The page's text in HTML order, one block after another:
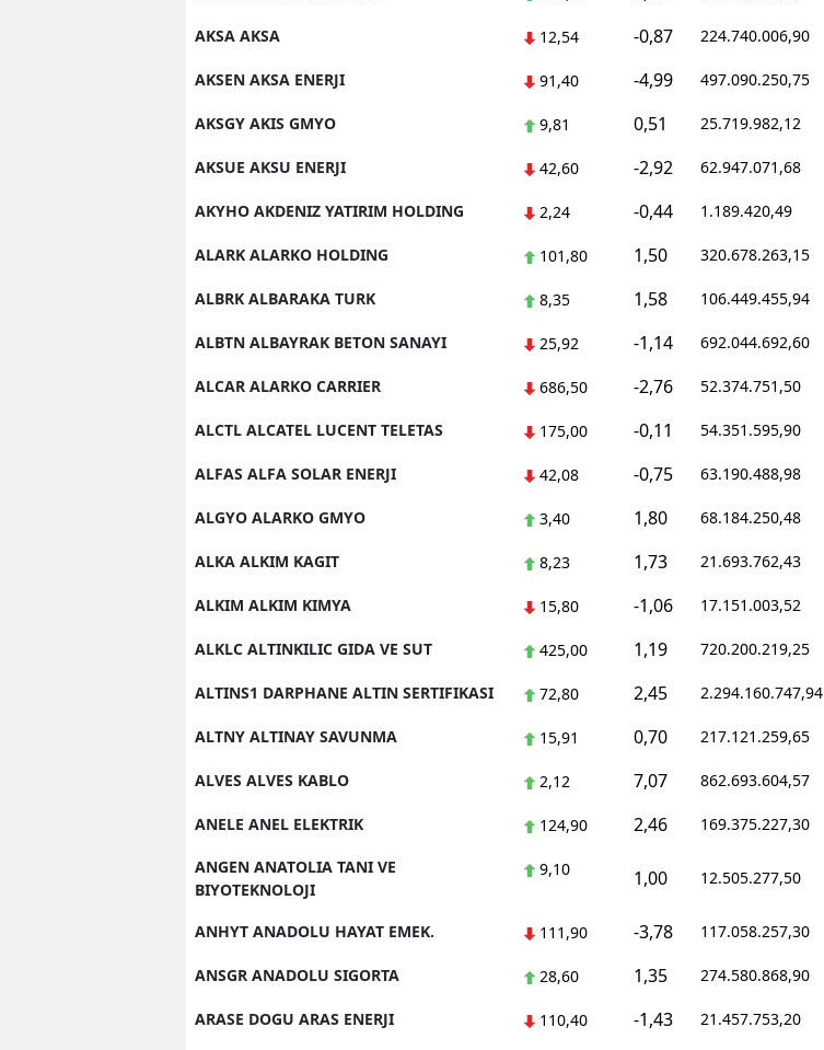
AKSA AKSA 12,54 -0,87 224.740.006,90
AKSEN AKSA ENERJI 91,40 -4,99 497.090.250,75
AKSGY AKIS GMYO 9,81 0,51 25.719.982,12
AKSUE AKSU ENERJI 42,60 -2,92 62.947.071,68
AKYHO AKDENIZ YATIRIM HOLDING 2,24 -0,44 1.189.420,49
ALARK ALARKO HOLDING 101,80 1,50 320.678.263,15
ALBRK ALBARAKA TURK 8,35 1,58 106.449.455,94
ALBTN ALBAYRAK BETON SANAYI 25,92 -1,14 692.044.692,60
ALCAR ALARKO CARRIER 686,50 -2,76 52.374.751,50
ALCTL ALCATEL LUCENT TELETAS 175,00 -0,11 54.351.595,90
ALFAS ALFA SOLAR ENERJI 42,08 -0,75 63.190.488,98
ALGYO ALARKO GMYO 3,40 1,80 68.184.250,48
ALKA ALKIM KAGIT 8,23 1,73 21.693.762,43
ALKIM ALKIM KIMYA 15,80 -1,06 17.151.003,52
ALKLC ALTINKILIC GIDA VE SUT 425,00 1,19 720.200.219,25
ALTINS1 DARPHANE ALTIN SERTIFIKASI 72,80 2,45 2.294.160.747,94
ALTNY ALTINAY SAVUNMA 15,91 0,70 217.121.259,65
ALVES ALVES KABLO 2,12 7,07 862.693.604,57
ANELE ANEL ELEKTRIK 124,90 2,46 169.375.227,30
ANGEN ANATOLIA TANI VE
BIYOTEKNOLOJI
9,10 1,00 12.505.277,50
ANHYT ANADOLU HAYAT EMEK. 111,90 -3,78 117.058.257,30
ANSGR ANADOLU SIGORTA 28,60 1,35 274.580.868,90
ARASE DOGU ARAS ENERJI 110,40 -1,43 21.457.753,20